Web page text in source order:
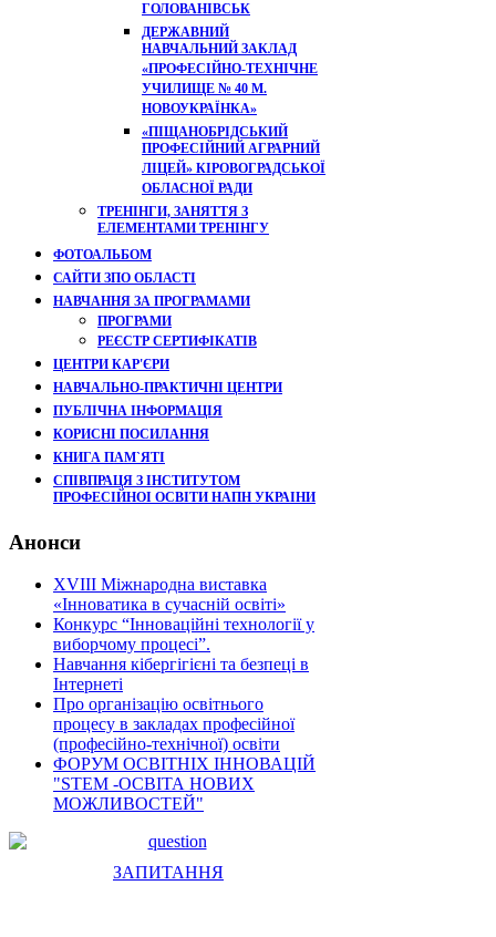
ГОЛОВАНІВСЬК
ДЕРЖАВНИЙ
НАВЧАЛЬНИЙ ЗАКЛАД
«ПРОФЕСІЙНО-ТЕХНІЧНЕ
УЧИЛИЩЕ № 40 М.
НОВОУКРАЇНКА»
«ПІЩАНОБРІДСЬКИЙ
ПРОФЕСІЙНИЙ АГРАРНИЙ
ЛІЦЕЙ» КІРОВОГРАДСЬКОЇ
ОБЛАСНОЇ РАДИ
ТРЕНІНГИ, ЗАНЯТТЯ З
ЕЛЕМЕНТАМИ ТРЕНІНГУ
ФОТОАЛЬБОМ
САЙТИ ЗПО ОБЛАСТІ
НАВЧАННЯ ЗА ПРОГРАМАМИ
ПРОГРАМИ
РЕЄСТР СЕРТИФІКАТІВ
ЦЕНТРИ КАР'ЄРИ
НАВЧАЛЬНО-ПРАКТИЧНІ ЦЕНТРИ
ПУБЛІЧНА ІНФОРМАЦІЯ
КОРИСНІ ПОСИЛАННЯ
КНИГА ПАМ`ЯТІ
СПІВПРАЦЯ З ІНСТИТУТОМ
ПРОФЕСІЙНОІ ОСВІТИ НАПН УКРАІНИ
Анонси
XVIII Міжнародна виставка
«Інноватика в сучасній освіті»
Конкурс “Інноваційні технології у
виборчому процесі”.
Навчання кібергігієні та безпеці в
Інтернеті
Про організацію освітнього
процесу в закладах професійної
(професійно-технічної) освіти
ФОРУМ ОСВІТНІХ ІННОВАЦІЙ
"STEM -ОСВІТА НОВИХ
МОЖЛИВОСТЕЙ"
ЗАПИТАННЯ